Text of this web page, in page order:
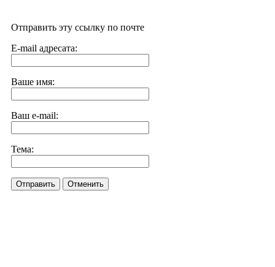
Отправить эту ссылку по почте
E-mail адресата:
Ваше имя:
Ваш e-mail:
Тема:
Отправить Отменить